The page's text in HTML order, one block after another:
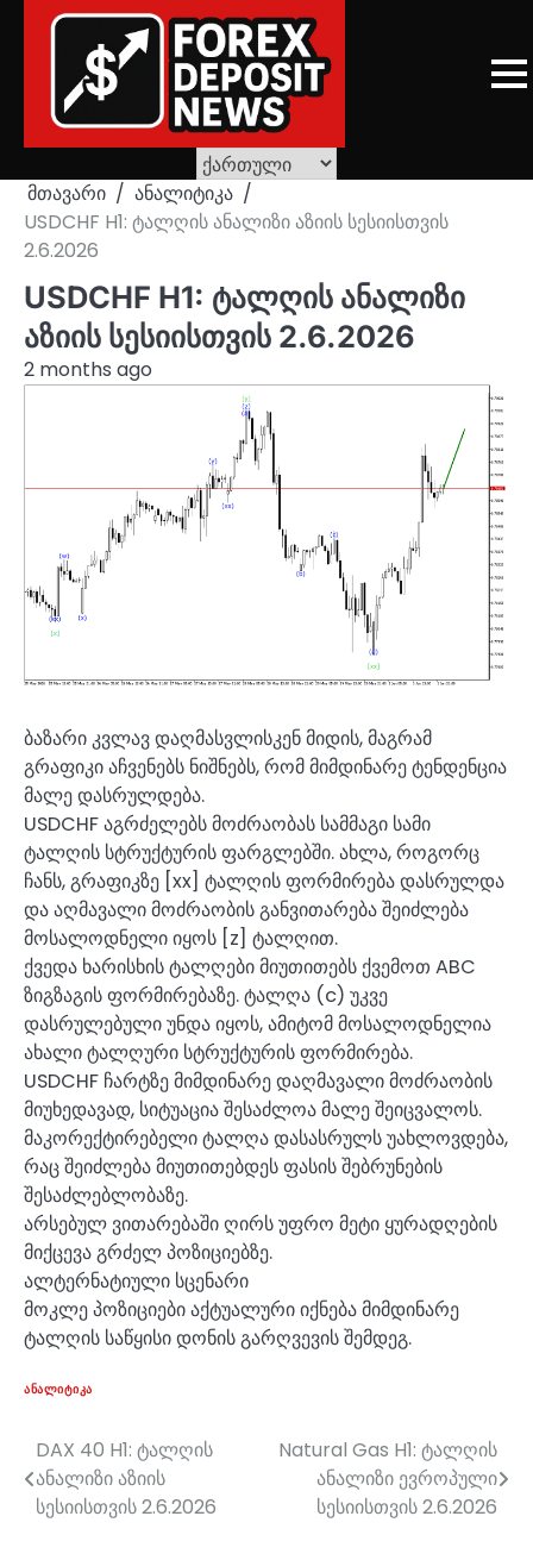
მთავარი
ანალიტიკა
USDCHF H1: ტალღის ანალიზი აზიის სესიისთვის
2.6.2026
USDCHF H1: ტალღის ანალიზი
აზიის სესიისთვის 2.6.2026
2 months ago
ბაზარი კვლავ დაღმასვლისკენ მიდის, მაგრამ
გრაფიკი აჩვენებს ნიშნებს, რომ მიმდინარე ტენდენცია
მალე დასრულდება.
USDCHF აგრძელებს მოძრაობას სამმაგი სამი
ტალღის სტრუქტურის ფარგლებში. ახლა, როგორც
ჩანს, გრაფიკზე [xx] ტალღის ფორმირება დასრულდა
და აღმავალი მოძრაობის განვითარება შეიძლება
მოსალოდნელი იყოს [z] ტალღით.
ქვედა ხარისხის ტალღები მიუთითებს ქვემოთ ABC
ზიგზაგის ფორმირებაზე. ტალღა (c) უკვე
დასრულებული უნდა იყოს, ამიტომ მოსალოდნელია
ახალი ტალღური სტრუქტურის ფორმირება.
USDCHF ჩარტზე მიმდინარე დაღმავალი მოძრაობის
მიუხედავად, სიტუაცია შესაძლოა მალე შეიცვალოს.
მაკორექტირებელი ტალღა დასასრულს უახლოვდება,
რაც შეიძლება მიუთითებდეს ფასის შებრუნების
შესაძლებლობაზე.
არსებულ ვითარებაში ღირს უფრო მეტი ყურადღების
მიქცევა გრძელ პოზიციებზე.
ალტერნატიული სცენარი
მოკლე პოზიციები აქტუალური იქნება მიმდინარე
ტალღის საწყისი დონის გარღვევის შემდეგ.
ᲐᲜᲐᲚᲘᲢᲘᲙᲐ
პოსტის
ნავიგაცია
DAX 40 H1: ტალღის
ანალიზი აზიის
სესიისთვის 2.6.2026
Natural Gas H1: ტალღის
ანალიზი ევროპული
სესიისთვის 2.6.2026